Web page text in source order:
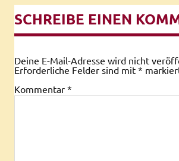
SCHREIBE EINEN
Deine E-Mail-Adresse wird nicht
Erforderliche Felder sind mit *
Kommentar *